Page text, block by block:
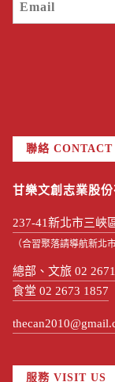
聯絡 CONTACT
甘樂文創志業股份
237-41新北市三峽
（合習聚落請導航新北
總部、文旅 02
食堂 02 2673 1857
服務 VISIT US